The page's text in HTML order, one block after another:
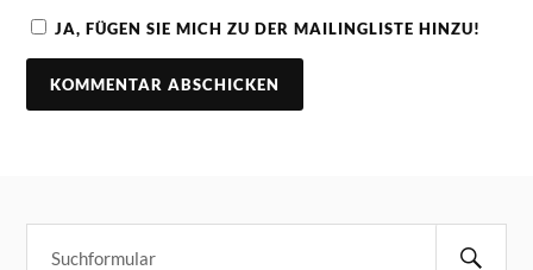
JA, FÜGEN SIE MICH ZU DER MAILINGLISTE HINZU!